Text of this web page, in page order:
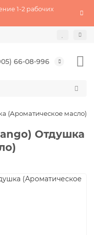
1-2 рабочих
66-08-996
(Ароматическое масло)
Отдушка